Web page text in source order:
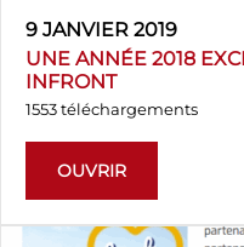
9 JANVIER 2019
UNE ANNÉE 2018
INFRONT
1553 téléchargements
OUVRIR